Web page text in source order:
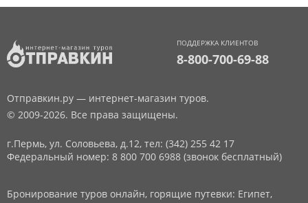
ПОДДЕРЖКА КЛИЕНТОВ
8-800-700-69-88
Отправкин.ру — интернет-магазин туров.
© 2009-2026. Все права защищены.
г.Пермь, ул. Соловьева, д.12, тел: (342) 255 42 17
Федеральный номер: 8 800 700 6988 (звонок бесплатный)
Бронирование туров онлайн, горящие путевки: Египет,